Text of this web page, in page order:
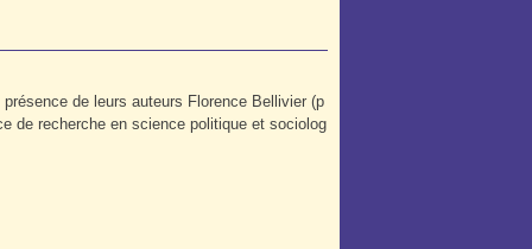
de leurs auteurs Florence Bellivier (p
de recherche en science politique et sociolog